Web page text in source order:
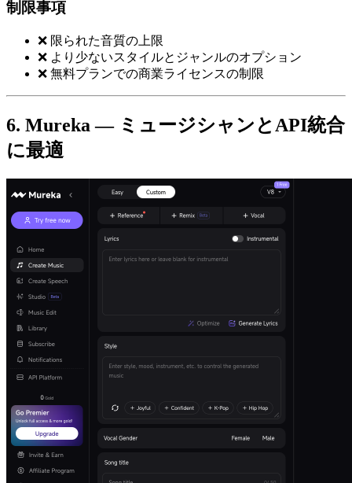
制限事項
❌ 限られた音質の上限
❌ より少ないスタイルとジャンルのオプション
❌ 無料プランでの商業ライセンスの制限
6. Mureka — ミュージシャンとAPI統合
に最適